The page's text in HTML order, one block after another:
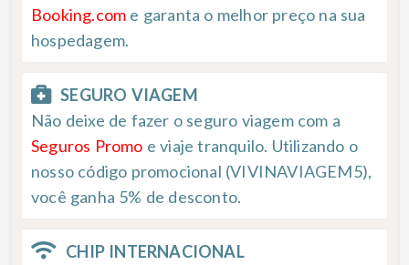
Booking.com e garanta o melhor preço na sua
hospedagem.
SEGURO VIAGEM
Não deixe de fazer o seguro viagem com a
Seguros Promo e viaje tranquilo. Utilizando o
nosso código promocional (VIVINAVIAGEM5),
você ganha 5% de desconto.
CHIP INTERNACIONAL